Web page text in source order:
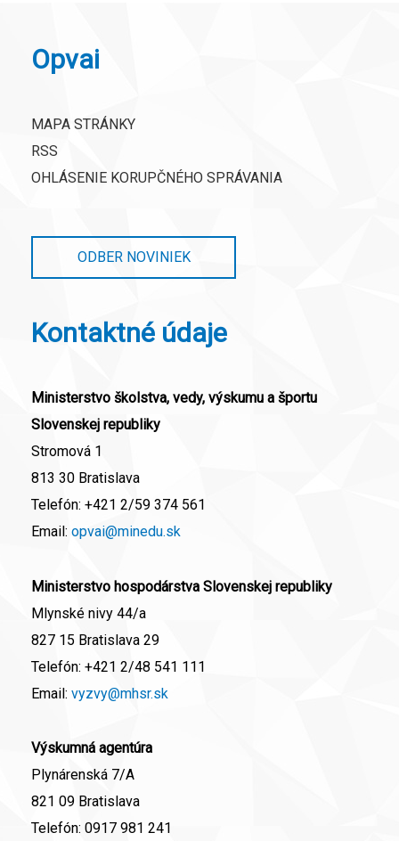
Opvai
MAPA STRÁNKY
RSS
OHLÁSENIE KORUPČNÉHO SPRÁVANIA
ODBER NOVINIEK
Kontaktné údaje
Ministerstvo školstva, vedy, výskumu a športu
Slovenskej republiky
Stromová 1
813 30 Bratislava
Telefón: +421 2/59 374 561
Email: opvai@minedu.sk
Ministerstvo hospodárstva Slovenskej republiky
Mlynské nivy 44/a
827 15 Bratislava 29
Telefón: +421 2/48 541 111
Email: vyzvy@mhsr.sk
Výskumná agentúra
Plynárenská 7/A
821 09 Bratislava
Telefón: 0917 981 241